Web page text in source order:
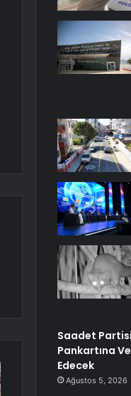
Saadet
Pankartına
Edecek
Ağustos 5, 2026